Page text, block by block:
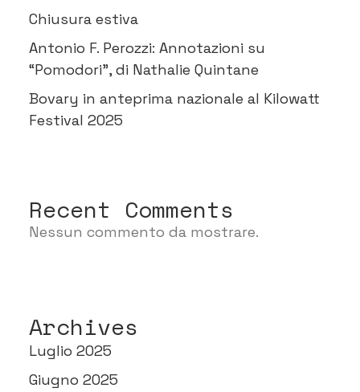
Chiusura estiva
Antonio F. Perozzi: Annotazioni su
“Pomodori”, di Nathalie Quintane
Bovary in anteprima nazionale al Kilowatt
Festival 2025
Recent Comments
Nessun commento da mostrare.
Archives
Luglio 2025
Giugno 2025